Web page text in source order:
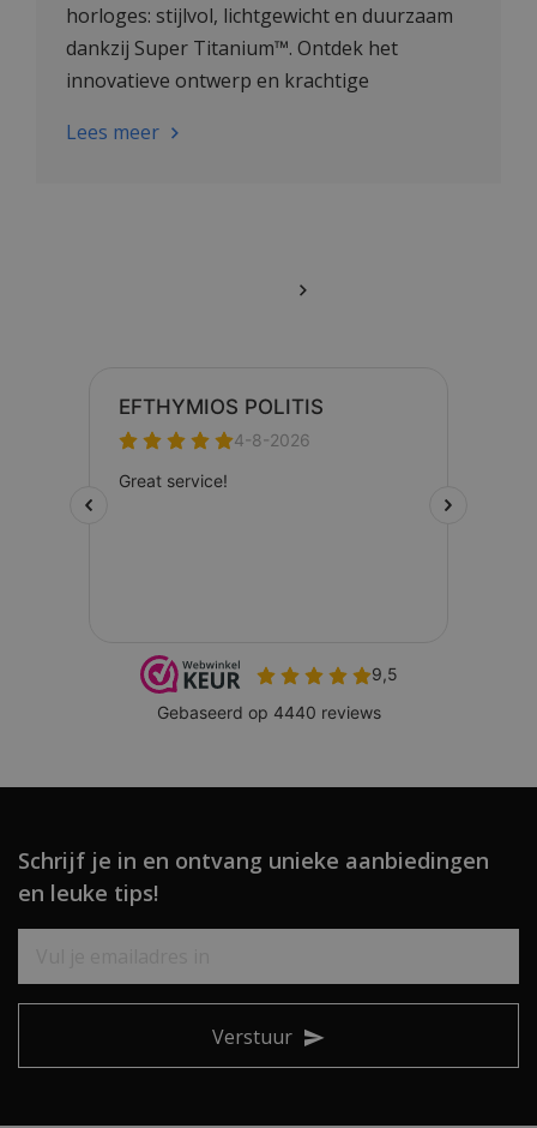
horloges: stijlvol, lichtgewicht en duurzaam
dankzij Super Titanium™. Ontdek het
innovatieve ontwerp en krachtige
Lees meer
Schrijf je in en ontvang unieke aanbiedingen
en leuke tips!
Verstuur